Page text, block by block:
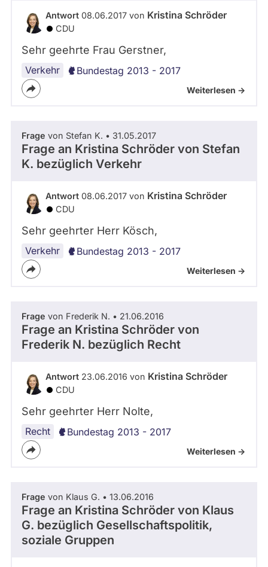
S
A
.
0
abgeordnetenwatch
befragt
werden.
Antwort 08.06.2017 von Kristina Schröder
CDU
Sehr geehrte Frau Gerstner,
Verkehr Bundestag 2013 - 2017
Weiterlesen ->
Frage von Stefan K. • 31.05.2017
Frage an Kristina Schröder von Stefan
K. bezüglich Verkehr
Antwort 08.06.2017 von Kristina Schröder
CDU
Sehr geehrter Herr Kösch,
Verkehr Bundestag 2013 - 2017
Weiterlesen ->
Frage von Frederik N. • 21.06.2016
Frage an Kristina Schröder von
Frederik N. bezüglich Recht
Antwort 23.06.2016 von Kristina Schröder
CDU
Sehr geehrter Herr Nolte,
Recht Bundestag 2013 - 2017
Weiterlesen ->
Frage von Klaus G. • 13.06.2016
Frage an Kristina Schröder von Klaus
G. bezüglich Gesellschaftspolitik,
soziale Gruppen